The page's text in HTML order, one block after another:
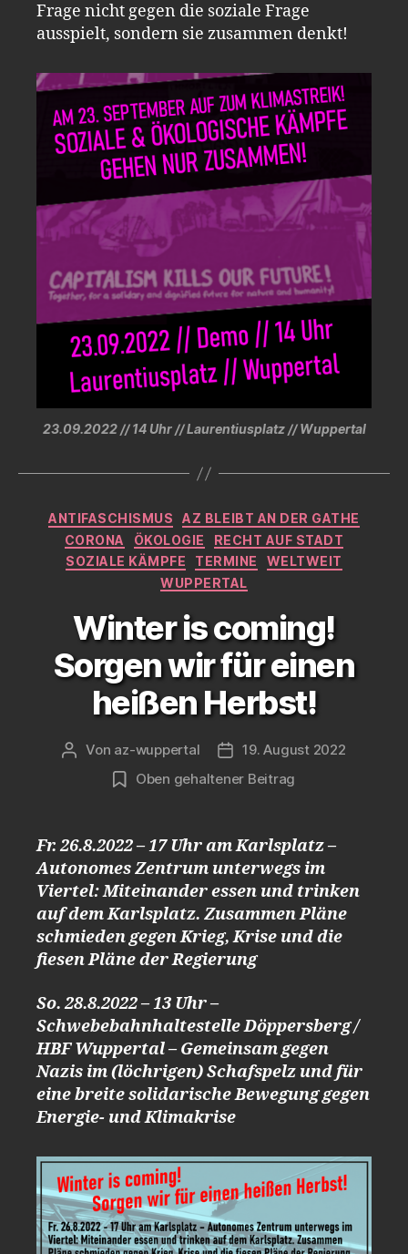
Frage nicht gegen die soziale Frage
ausspielt, sondern sie zusammen denkt!
23.09.2022 // 14 Uhr // Laurentiusplatz // Wuppertal
Kategorien
ANTIFASCHISMUS
AZ BLEIBT AN DER GATHE
CORONA
ÖKOLOGIE
RECHT AUF STADT
SOZIALE KÄMPFE
TERMINE
WELTWEIT
WUPPERTAL
Winter is coming!
Sorgen wir für einen
heißen Herbst!
Beitragsautor
Von az-wuppertal Veröffentlichungsdatum
19. August 2022
Oben gehaltener Beitrag
Fr. 26.8.2022 – 17 Uhr am Karlsplatz –
Autonomes Zentrum unterwegs im
Viertel: Miteinander essen und trinken
auf dem Karlsplatz. Zusammen Pläne
schmieden gegen Krieg, Krise und die
fiesen Pläne der Regierung
So. 28.8.2022 – 13 Uhr –
Schwebebahnhaltestelle Döppersberg /
HBF Wuppertal – Gemeinsam gegen
Nazis im (löchrigen) Schafspelz und für
eine breite solidarische Bewegung gegen
Energie- und Klimakrise